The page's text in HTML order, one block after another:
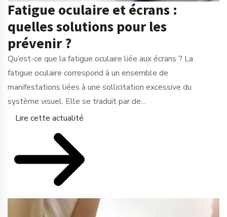
Fatigue oculaire et écrans :
quelles solutions pour les
prévenir ?
Qu’est-ce que la fatigue oculaire liée aux écrans ? La
fatigue oculaire correspond à un ensemble de
manifestations liées à une sollicitation excessive du
système visuel. Elle se traduit par de...
Lire cette actualité